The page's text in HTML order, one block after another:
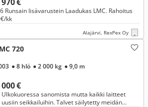
Laadukas LMC. Rahoitus
kk
Alajärvi, RexPex Oy
720
€
● 8 hlö ● 2 000 kg ● 9,0 m
sanomista mutta kaikki laitteet
seikkailuihin. Talvet säilytetty meidän